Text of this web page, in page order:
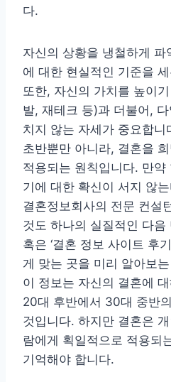
다.
자신의 상황을 냉철하게 파
에 대한 현실적인 기준을
또한, 자신의 가치를 높이
발, 재테크 등)과 더불어,
치지 않는 자세가 중요합
초반뿐만 아니라, 결혼을
적용되는 원칙입니다. 만약
기에 대한 확신이 서지 않
결혼정보회사의 전문 컨설
것도 하나의 실질적인 다
혹은 ‘결혼 정보 사이트 후
게 맞는 곳을 미리 알아보
이 정보는 자신의 결혼에
20대 후반에서 30대 중반
것입니다. 하지만 결혼은
람에게 획일적으로 적용되
기억해야 합니다.